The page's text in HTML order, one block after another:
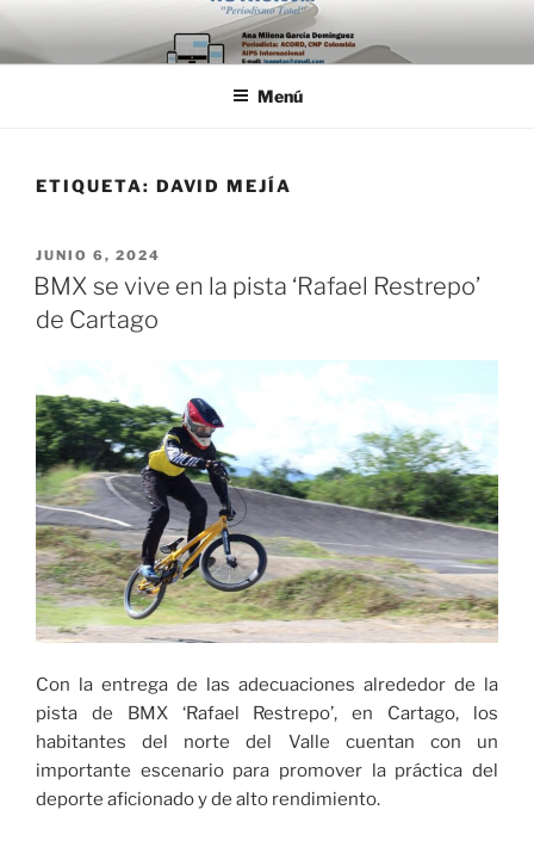
Saltar
al
contenido
Menú
ETIQUETA: DAVID MEJÍA
PUBLICADO
EL
JUNIO 6, 2024
BMX se vive en la pista ‘Rafael Restrepo’
de Cartago
Con la entrega de las adecuaciones alrededor de la
pista de BMX ‘Rafael Restrepo’, en Cartago, los
habitantes del norte del Valle cuentan con un
importante escenario para promover la práctica del
deporte aficionado y de alto rendimiento.